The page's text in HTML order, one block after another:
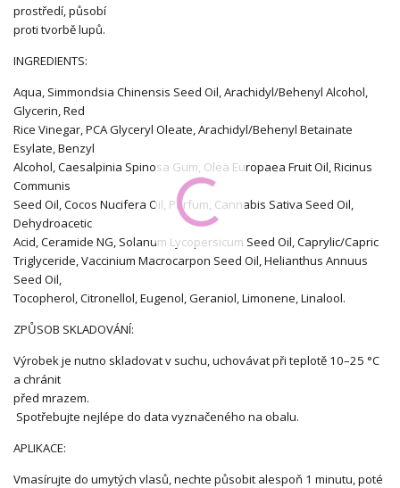
prostředí, působí
proti tvorbě lupů.
INGREDIENTS:
Aqua, Simmondsia Chinensis Seed Oil, Arachidyl/Behenyl Alcohol,
Glycerin, Red
Rice Vinegar, PCA Glyceryl Oleate, Arachidyl/Behenyl Betainate
Esylate, Benzyl
Alcohol, Caesalpinia Spinosa Gum, Olea Europaea Fruit Oil, Ricinus
Communis
Seed Oil, Cocos Nucifera Oil, Parfum, Cannabis Sativa Seed Oil,
Dehydroacetic
Acid, Ceramide NG, Solanum Lycopersicum Seed Oil, Caprylic/Capric
Triglyceride, Vaccinium Macrocarpon Seed Oil, Helianthus Annuus
Seed Oil,
Tocopherol, Citronellol, Eugenol, Geraniol, Limonene, Linalool.
ZPŮSOB SKLADOVÁNÍ:
Výrobek je nutno skladovat v suchu, uchovávat při teplotě 10–25 °C
a chránit
před mrazem.
Spotřebujte nejlépe do data vyznačeného na obalu.
APLIKACE:
Vmasírujte do umytých vlasů, nechte působit alespoň 1 minutu, poté